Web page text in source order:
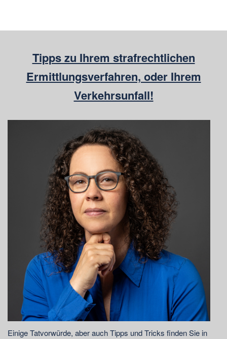
Tipps zu Ihrem strafrechtlichen
Ermittlungsverfahren, oder Ihrem
Verkehrsunfall!
Einige Tatvorwürde, aber auch Tipps und Tricks finden Sie in